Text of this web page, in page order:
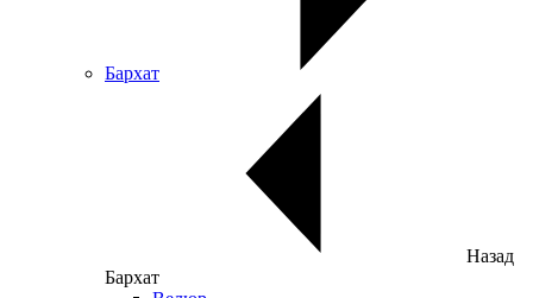
Бархат
Назад
Бархат